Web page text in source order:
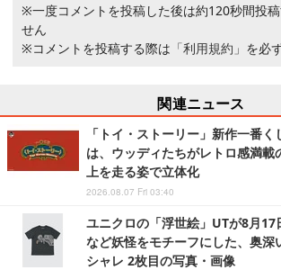
※一度コメントを投稿した後は約120秒間投
せん
※コメントを投稿する際は 「利用規約」 を必
関連ニュース
「トイ・ストーリー」新作一番
は、ウッディたちがレトロ感満載
上を走る姿で立体化
2026.08.07 Fri 03:40
ユニクロの「浮世絵」UTが8月17
など妖怪をモチーフにした、奥深
シャレ 2枚目の写真・画像